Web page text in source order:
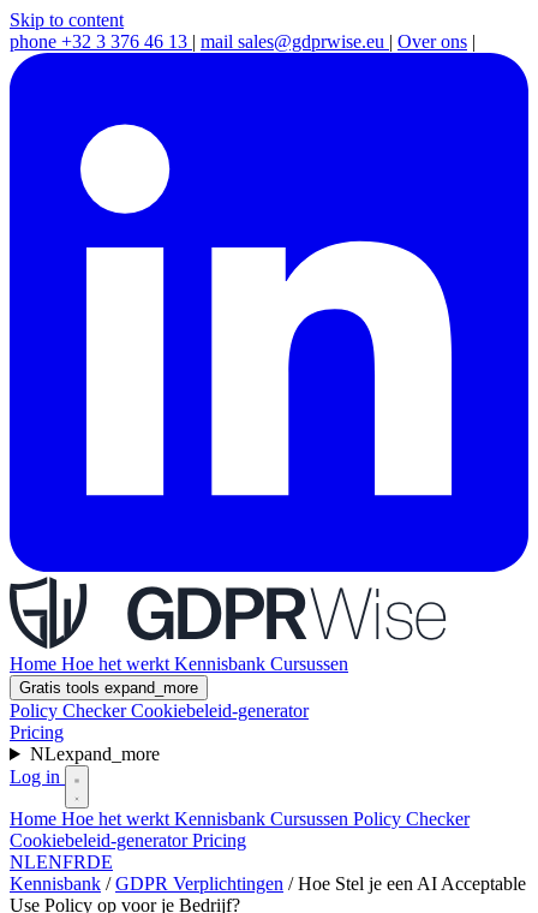
Skip to content
phone +32 3 376 46 13 | mail sales@gdprwise.eu | Over ons |
Home Hoe het werkt Kennisbank Cursussen
Gratis tools expand_more
Policy CheckerCookiebeleid-generator
Pricing
NLexpand_more
Log in
Home Hoe het werkt Kennisbank Cursussen Policy Checker
Cookiebeleid-generatorPricing
NLENFRDE
Kennisbank / GDPR Verplichtingen / Hoe Stel je een AI Acceptable
Use Policy op voor je Bedrijf?